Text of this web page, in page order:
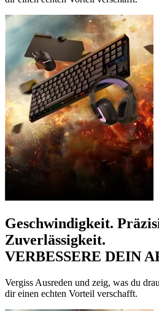
Geschwindigkeit.
Zuverlässigkeit.
VERBESSERE DEIN
Vergiss Ausreden und zeig, was du
dir einen echten Vorteil verschafft.